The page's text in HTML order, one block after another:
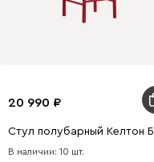
20 990
Стул полубарный Келтон
В наличии: 10 шт.